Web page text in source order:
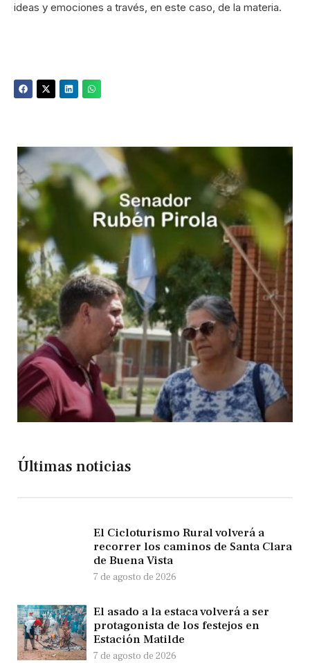
ideas y emociones a través, en este caso, de la materia.
Últimas noticias
El Cicloturismo Rural volverá a
recorrer los caminos de Santa Clara
de Buena Vista
7 de agosto de 2026
El asado a la estaca volverá a ser
protagonista de los festejos en
Estación Matilde
7 de agosto de 2026